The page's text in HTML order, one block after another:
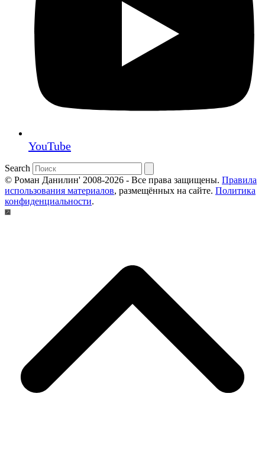
YouTube
Search
© Роман Данилин' 2008-2026 - Все права защищены. Правила
использования материалов, размещённых на сайте. Политика
конфиденциальности.